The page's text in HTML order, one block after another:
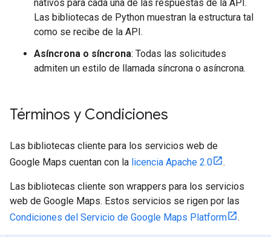
nativos para cada una de las respuestas de la API.
Las bibliotecas de Python muestran la estructura tal
como se recibe de la API.
Asíncrona o síncrona: Todas las solicitudes
admiten un estilo de llamada síncrona o asíncrona.
Términos y Condiciones
Las bibliotecas cliente para los servicios web de
Google Maps cuentan con la licencia Apache 2.0 .
Las bibliotecas cliente son wrappers para los servicios
web de Google Maps. Estos servicios se rigen por las
Condiciones del Servicio de Google Maps Platform
.